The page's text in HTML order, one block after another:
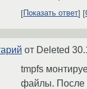
Показать ответ
от Deleted
tmpfs
файлы. После